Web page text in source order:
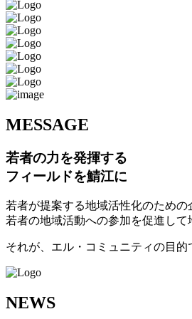
MESSAGE
若者の力を発揮する
フィールドを鯖江に
若者が提案する地域活性化のための
若者の地域活動への参加を促進し
それが、エル・コミュニティの目的
NEWS